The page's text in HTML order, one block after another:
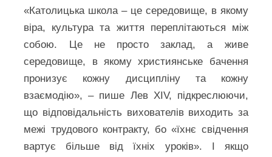
«Католицька школа – це середовище, в якому
віра, культура та життя переплітаються між
собою. Це не просто заклад, а живе
середовище, в якому християнське бачення
пронизує кожну дисципліну та кожну
взаємодію», – пише Лев XIV, підкреслюючи,
що відповідальність вихователів виходить за
межі трудового контракту, бо «їхнє свідчення
вартує більше від їхніх уроків». І якщо